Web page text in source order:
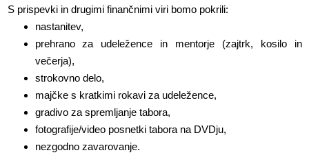
S prispevki in drugimi finančnimi viri bomo pokrili:
nastanitev,
prehrano za udeležence in mentorje (zajtrk, kosilo in
večerja),
strokovno delo,
majčke s kratkimi rokavi za udeležence,
gradivo za spremljanje tabora,
fotografije/video posnetki tabora na DVDju,
nezgodno zavarovanje.